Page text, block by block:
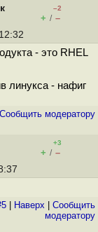
–2
+ / –
- это RHEL
линукса - нафиг
Cообщить модератору
+3
+ / –
Наверх
Cообщить
модератору